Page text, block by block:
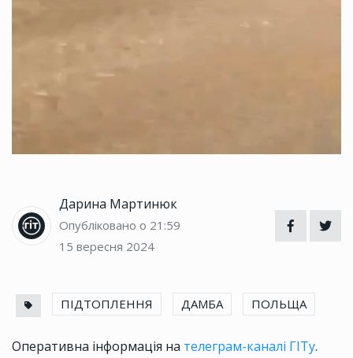
Дарина Мартинюк
Опубліковано о 21:59
15 вересня 2024
ПІДТОПЛЕННЯ ДАМБА ПОЛЬЩА
Оперативна інформація на телеграм-каналі ГІТу.